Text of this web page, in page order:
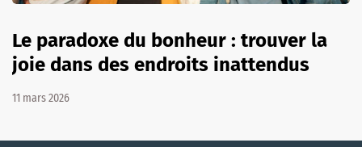
Le paradoxe du bonheur : trouver la
joie dans des endroits inattendus
11 mars 2026